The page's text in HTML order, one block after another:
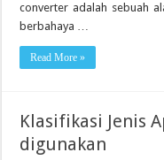
converter adalah sebuah
berbahaya …
Read More »
Klasifikasi Jenis
digunakan